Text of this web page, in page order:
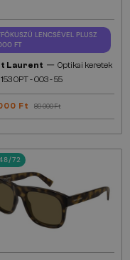
LENCSÉVEL PLUSZ
FT
Laurent — Optikai keretek
OPT - 003 - 55
Ft 89 000 Ft
72